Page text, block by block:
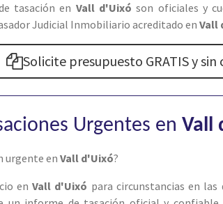
tasación en Vall d'Uixóson oficiales y
Judicial Inmobiliario acreditado en Vall
Solicite presupuesto GRATIS y
Urgentes en Vall
urgente en Vall d'Uixó?
enVall d'Uixó para circunstancias en